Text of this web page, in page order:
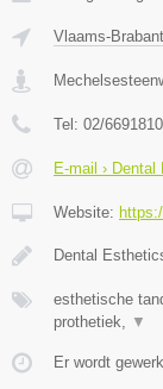
Vlaams-Brabant
Tel: 02/6691810
E-mail ›
Website:
Dental
esthetische
prothetiek, ▼
Er wordt